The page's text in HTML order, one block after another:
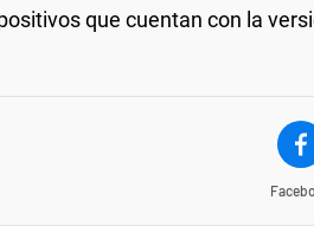
que cuentan con la